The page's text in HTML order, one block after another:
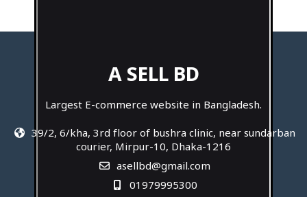
A SELL BD
Largest E-commerce website in Bangladesh.
39/2, 6/kha, 3rd floor of bushra clinic, near sundarban
courier, Mirpur-10, Dhaka-1216
asellbd@gmail.com
01979995300